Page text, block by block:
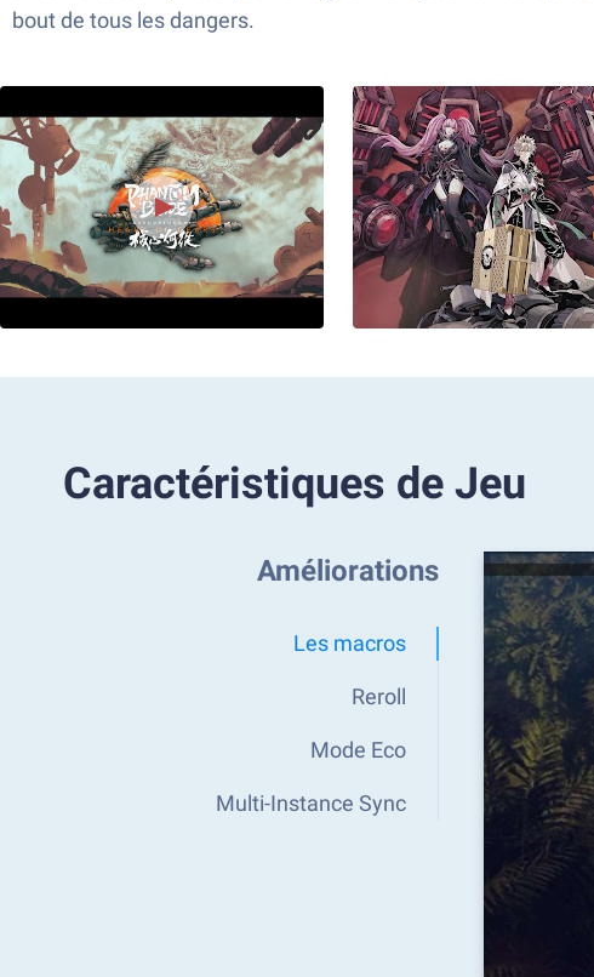
bout de tous les dangers.
Caractéristiques de Jeu
Améliorations
Les macros
Reroll
Mode Eco
Multi-Instance Sync